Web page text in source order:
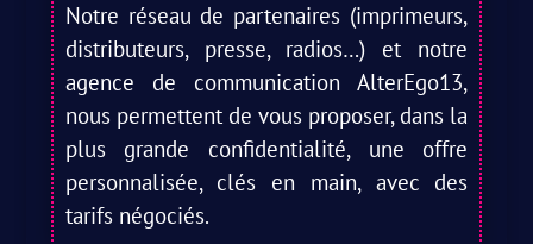
Notre réseau de partenaires (imprimeurs,
distributeurs, presse, radios…) et notre
agence de communication AlterEgo13,
nous permettent de vous proposer, dans la
plus grande confidentialité, une offre
personnalisée, clés en main, avec des
tarifs négociés.